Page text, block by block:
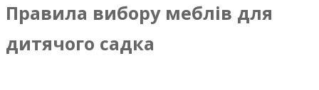
Правила вибору меблів для
дитячого садка